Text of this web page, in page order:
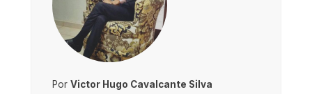
Por Victor Hugo Cavalcante Silva